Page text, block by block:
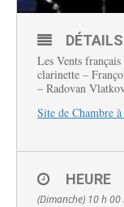
DÉTAILS
Les Vents
clarinette –
– Radovan
Site de Chambre
HEURE
(Dimanche) 10 h